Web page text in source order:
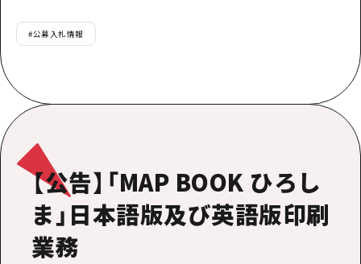
#公募入札情報
【公告】「MAP BOOK ひろし
ま」日本語版及び英語版印刷
業務